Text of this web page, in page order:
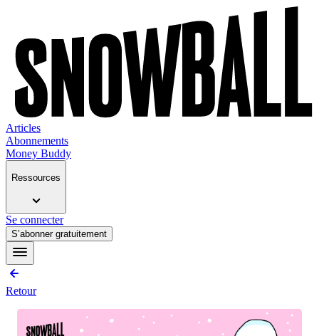
Articles
Abonnements
Money Buddy
Ressources
Se connecter
S’abonner gratuitement
Retour